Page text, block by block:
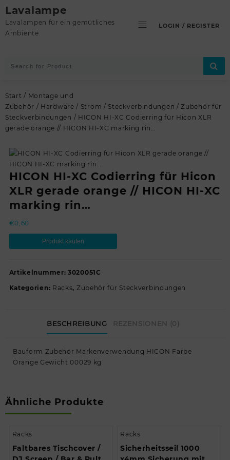
Skip
to
content
Lavalampe
Lavalampen für ein gemütliches
Ambiente
LOGIN / REGISTER
Start / Montage und
Zubehör / Hardware / Strom / Steckverbindungen /Zubehör für
Steckverbindungen / HICON HI-XC Codierring für Hicon XLR
gerade orange // HICON HI-XC marking rin…
HICON HI-XC Codierring für Hicon
XLR gerade orange // HICON HI-XC
marking rin…
€0,60
Produkt kaufen
Artikelnummer: 3020051C
Kategorien: Racks, Zubehör für Steckverbindungen
BESCHREIBUNG REZENSIONEN (0)
Bauform Zubehör Markenverwendung HICON Farbe
Orange Gewicht 00029 kg
Ähnliche Produkte
Racks
Faltbares Tischcover /
Racks
Sicherheitsseil 1000